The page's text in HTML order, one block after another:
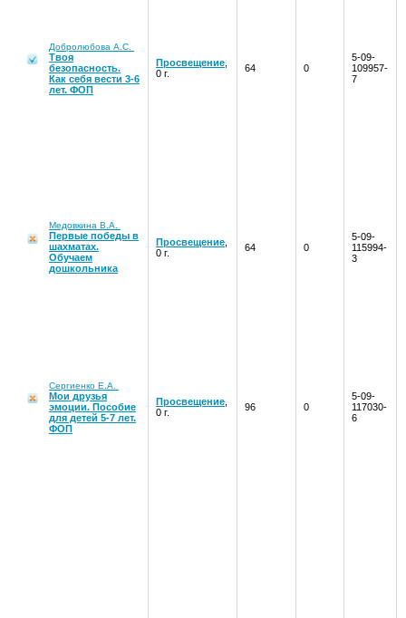
Добролюбова А.С.
Твоя
безопасность.
Как себя вести 3-6
лет. ФОП
Просвещение
0 г.
64 0
5-09-
109957-
7
Медовкина В.А.
Первые победы в
шахматах.
Обучаем
дошкольника
Просвещение
0 г.
64 0
5-09-
115994-
3
Сергиенко Е.А.
Мои друзья
эмоции. Пособие
для детей 5-7 лет.
ФОП
Просвещение
0 г.
96 0
5-09-
117030-
6